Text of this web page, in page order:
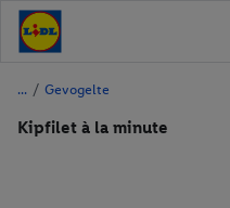
/ Gevogelte
Kipfilet à la minute